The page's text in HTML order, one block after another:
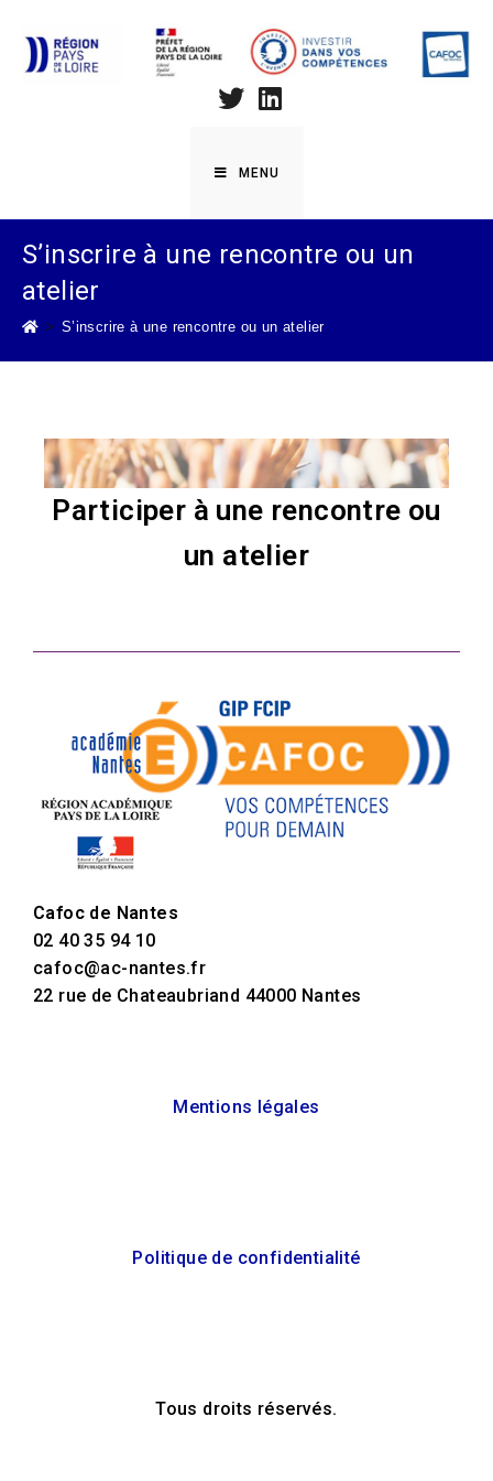
MENU
S’inscrire à une rencontre ou un
atelier
> S’inscrire à une rencontre ou un atelier
Participer à une rencontre ou
un atelier
Cafoc de Nantes
02 40 35 94 10
cafoc@ac-nantes.fr
22 rue de Chateaubriand 44000 Nantes
Mentions légales
Politique de confidentialité
Tous droits réservés.